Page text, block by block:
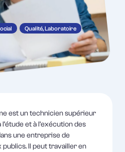
ma voie
Qualité, Laboratoire
est un technicien supérieur
et à l’exécution des
une entreprise de
Il peut travailler en